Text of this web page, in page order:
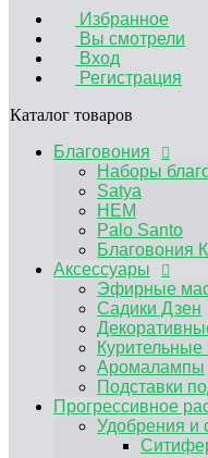
Благовония
Аксессуары
Эфирные
Садики Дзен
Курительные
Аромалампы
Подставки
Прогрессивное
Удобрения и
Powder
Growth
Plagron
Plantators
Orange
Simplex
RasTea
BIOBIZZ
HESI
Terra
Избранное
Вы смотрели
Вход
Регистрация
Каталог товаров
Благовония
Наборы
Satya
HEM
Palo Santo
Благовония
Аксессуары
Эфирные
Садики Дзен
Аромалампы
Подставки
Прогрессивное
Удобрения и